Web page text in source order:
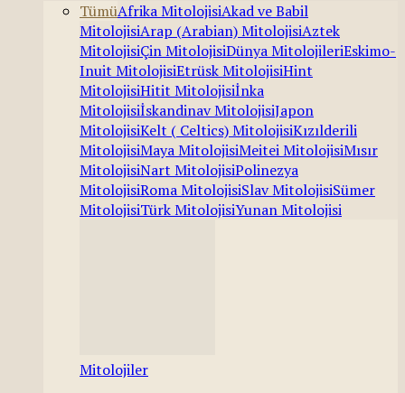
TümüAfrika MitolojisiAkad ve Babil
MitolojisiArap (Arabian) MitolojisiAztek
MitolojisiÇin MitolojisiDünya MitolojileriEskimo-
Inuit MitolojisiEtrüsk MitolojisiHint
MitolojisiHitit Mitolojisiİnka
Mitolojisiİskandinav MitolojisiJapon
MitolojisiKelt ( Celtics) MitolojisiKızılderili
MitolojisiMaya MitolojisiMeitei MitolojisiMısır
MitolojisiNart MitolojisiPolinezya
MitolojisiRoma MitolojisiSlav MitolojisiSümer
MitolojisiTürk MitolojisiYunan Mitolojisi
Mitolojiler